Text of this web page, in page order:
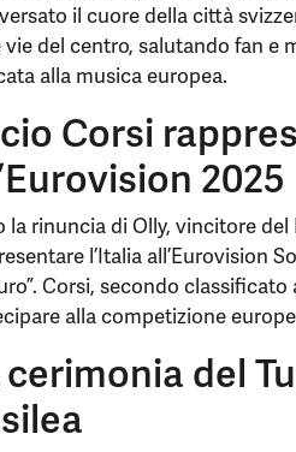
il cuore della città
vie del centro, salutando fan e
alla musica europea.
Corsi
2025
la rinuncia di Olly, vincitore
l’Italia all’Eurovision
Corsi, secondo
alla competizione
cerimonia del